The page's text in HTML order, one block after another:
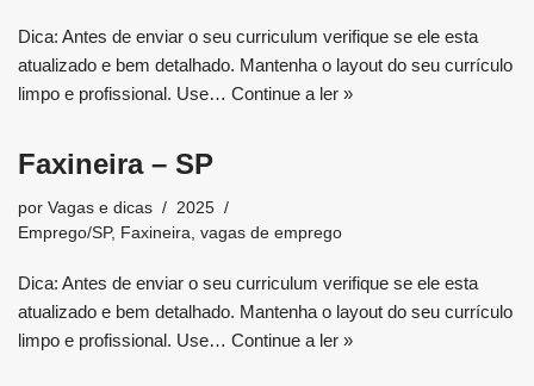
Dica: Antes de enviar o seu curriculum verifique se ele esta
atualizado e bem detalhado. Mantenha o layout do seu currículo
limpo e profissional. Use… Continue a ler »
Faxineira – SP
por Vagas e dicas
2025
Emprego/SP, Faxineira vagas de emprego
Dica: Antes de enviar o seu curriculum verifique se ele esta
atualizado e bem detalhado. Mantenha o layout do seu currículo
limpo e profissional. Use… Continue a ler »